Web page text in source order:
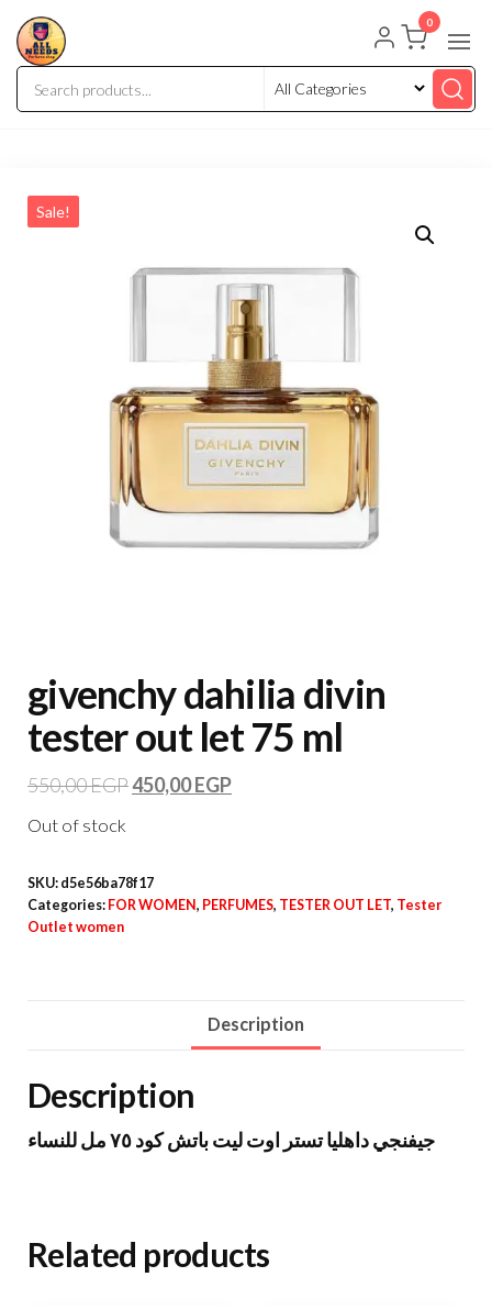
0
Sale!
givenchy dahilia divin
tester out let 75 ml
550,00EGP450,00EGP
Out of stock
SKU: d5e56ba78f17
Categories: FOR WOMEN, PERFUMES, TESTER OUT LET, Tester
Outlet women
Description
Description
جيفنجي داهليا تستر اوت ليت باتش كود ٧٥ مل للنساء
Related products